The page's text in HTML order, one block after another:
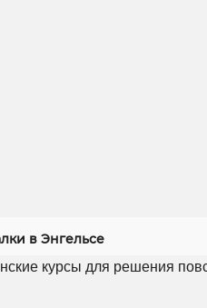
в Энгельсе